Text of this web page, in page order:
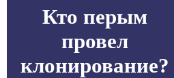
Кто перым
провел
клонирование?